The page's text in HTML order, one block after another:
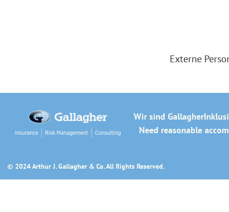
Externe
Wir sind Gallagher
Need reasonable
© 2024 Arthur J. Gallagher & Co. All Rights Reserved.